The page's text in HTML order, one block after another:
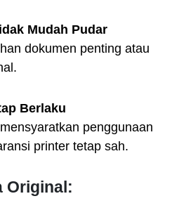
Mudah Pudar
dokumen penting atau
Berlaku
penggunaan
printer tetap sah.
Original: